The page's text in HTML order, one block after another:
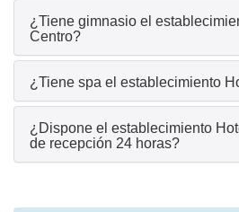
¿Tiene gimnasio el
Centro?
¿Tiene spa el establecimiento
¿Dispone el establecimiento
de recepción 24 horas?